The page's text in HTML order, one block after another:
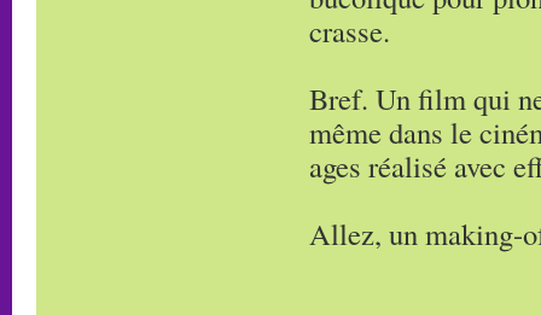
crasse.
Bref. Un film qui
même dans le
ages réalisé avec
Allez, un making-